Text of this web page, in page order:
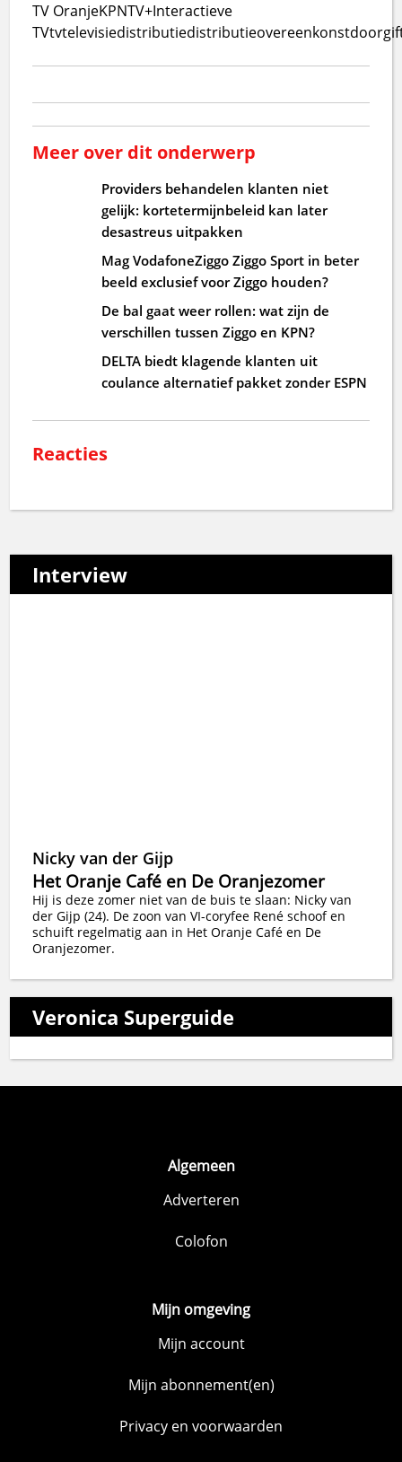
TV OranjeKPNTV+Interactieve
TVtvtelevisiedistributiedistributieovereenkonst
Meer over dit onderwerp
Providers behandelen klanten niet
gelijk: kortetermijnbeleid kan later
desastreus uitpakken
Mag VodafoneZiggo Ziggo Sport in beter
beeld exclusief voor Ziggo houden?
De bal gaat weer rollen: wat zijn de
verschillen tussen Ziggo en KPN?
DELTA biedt klagende klanten uit
coulance alternatief pakket zonder ESPN
Reacties
Interview
Nicky van der Gijp
Het Oranje Café en De Oranjezomer
Hij is deze zomer niet van de buis te slaan: Nicky van
der Gijp (24). De zoon van VI-coryfee René schoof en
schuift regelmatig aan in Het Oranje Café en De
Oranjezomer.
Veronica Superguide
Algemeen
Adverteren
Colofon
Mijn omgeving
Mijn account
Mijn abonnement(en)
Privacy en voorwaarden